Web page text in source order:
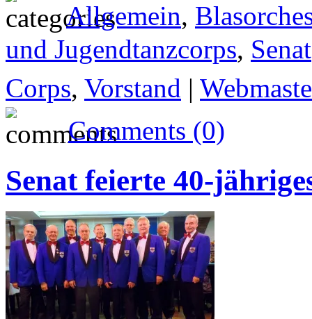
Allgemein,
und Jugendtanzcorps, Senat
Corps, Vorstand |
Comments (0)
Senat feierte 40-